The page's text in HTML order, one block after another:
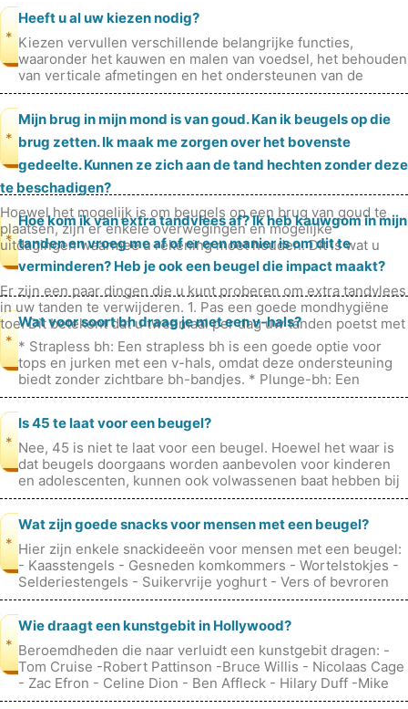
*
Heeft u al uw kiezen nodig?
Kiezen vervullen verschillende belangrijke functies,
waaronder het kauwen en malen van voedsel, het behouden
van verticale afmetingen en het ondersteunen van de
resterende tanden. Daarom is
*
Mijn brug in mijn mond is van goud. Kan ik beugels op die
brug zetten. Ik maak me zorgen over het bovenste
gedeelte. Kunnen ze zich aan de tand hechten zonder deze
te beschadigen?
Hoewel het mogelijk is om beugels op een brug van goud te
plaatsen, zijn er enkele overwegingen en mogelijke
uitdagingen waarmee u rekening moet houden. Dit is wat u
moet weten: Hechting aa
*
Hoe kom ik van extra tandvlees af? Ik heb kauwgom in mijn
tanden en vroeg me af of er een manier is om dit te
verminderen? Heb je ook een beugel die impact maakt?
Er zijn een paar dingen die u kunt proberen om extra tandvlees
in uw tanden te verwijderen. 1. Pas een goede mondhygiëne
toe. Dit betekent dat u tweemaal per dag uw tanden poetst met
een z
*
Wat voor soort bh draag je met een v-hals?
* Strapless bh: Een strapless bh is een goede optie voor
tops en jurken met een v-hals, omdat deze ondersteuning
biedt zonder zichtbare bh-bandjes. * Plunge-bh: Een
plonsbeha heeft een laag
*
Is 45 te laat voor een beugel?
Nee, 45 is niet te laat voor een beugel. Hoewel het waar is
dat beugels doorgaans worden aanbevolen voor kinderen
en adolescenten, kunnen ook volwassenen baat hebben bij
een orthodontische b
*
Wat zijn goede snacks voor mensen met een beugel?
Hier zijn enkele snackideeën voor mensen met een beugel:
- Kaasstengels - Gesneden komkommers - Wortelstokjes -
Selderiestengels - Suikervrije yoghurt - Vers of bevroren
fruit (in klei
*
Wie draagt ​​een kunstgebit in Hollywood?
Beroemdheden die naar verluidt een kunstgebit dragen: -
Tom Cruise -Robert Pattinson -Bruce Willis - Nicolaas Cage
- Zac Efron - Celine Dion - Ben Affleck - Hilary Duff -Mike
Tyson